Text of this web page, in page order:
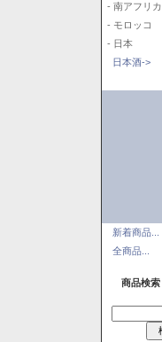
- 南アフリカ
- モロッコ
- 日本
日本酒->
新着商品...
全商品...
商品検索